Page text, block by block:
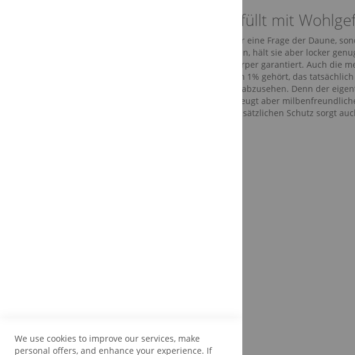
Wohl gefüllt mit
Es ist nicht nur eine Frage der Daune,
am Verrutschen, hält sie aber locker
am ganzen Körper garantiert. Auch die
gerade zu dem 1% gehört, das
Daunendecke abzusehen. Denn der
von Daunen beugt aber
schwer. Für zusätzlichen Schutz sorgt
We use cookies to improve our services, make
personal offers, and enhance your experience. If